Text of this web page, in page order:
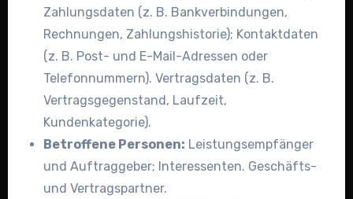
Zahlungsdaten (z. B. Bankverbindungen,
Rechnungen, Zahlungshistorie); Kontaktdaten
(z. B. Post- und E-Mail-Adressen oder
Telefonnummern). Vertragsdaten (z. B.
Vertragsgegenstand, Laufzeit,
Kundenkategorie).
Betroffene Personen: Leistungsempfänger
und Auftraggeber; Interessenten. Geschäfts-
und Vertragspartner.